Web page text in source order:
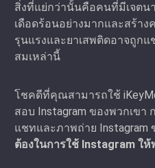
สิ่งที่แย่กว่านั้นคือคนที่มีเจตน
เดือดร้อนอย่างมากและสร้า
รุนแรงและยาเสพติดอาจถูก
สมเหล่านี้
โชคดีที่คุณสามารถใช้
สอบ Instagram ของพวกเข
แชทและภาพถ่าย Instagram
ต้องในการใช้ Instagram ใ